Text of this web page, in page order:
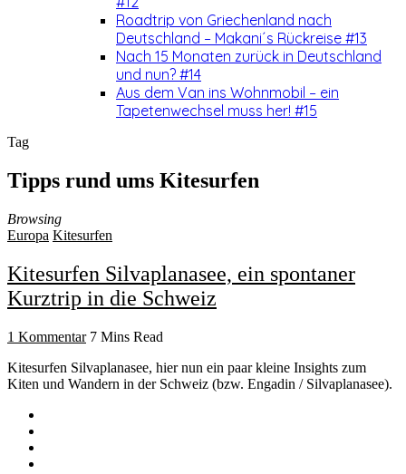
Roadtrip von Griechenland nach
Deutschland – Makani´s Rückreise #13
Nach 15 Monaten zurück in Deutschland
und nun? #14
Aus dem Van ins Wohnmobil – ein
Tapetenwechsel muss her! #15
Tag
Tipps rund ums Kitesurfen
Browsing
Europa Kitesurfen
Kitesurfen Silvaplanasee, ein spontaner
Kurztrip in die Schweiz
1 Kommentar 7 Mins Read
Kitesurfen Silvaplanasee, hier nun ein paar kleine Insights zum
Kiten und Wandern in der Schweiz (bzw. Engadin / Silvaplanasee).